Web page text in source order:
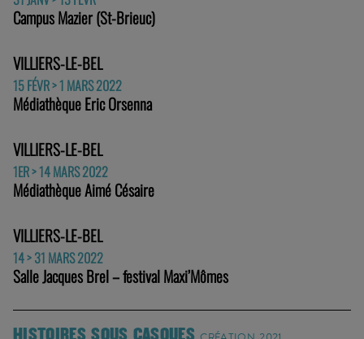
Campus Mazier (St-Brieuc)
VILLIERS-LE-BEL
15 FÉVR > 1 MARS 2022
Médiathèque Eric Orsenna
VILLIERS-LE-BEL
1ER > 14 MARS 2022
Médiathèque Aimé Césaire
VILLIERS-LE-BEL
14 > 31 MARS 2022
Salle Jacques Brel – festival Maxi’Mômes